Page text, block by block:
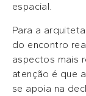
espacial.
Para a arquiteta
do encontro
aspectos mais
atenção é que
se apoia na